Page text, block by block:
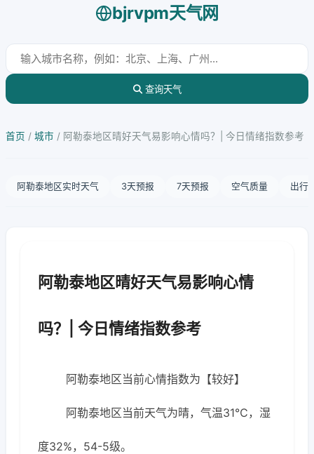
bjrvpm天气网
查询天气
首页 / 城市 / 阿勒泰地区晴好天气易影响心情吗？| 今日情绪指数参考
阿勒泰地区实时天气 3天预报 7天预报 空气质量 出行
阿勒泰地区晴好天气易影响心情
吗？| 今日情绪指数参考
阿勒泰地区当前心情指数为【较好】
阿勒泰地区当前天气为晴，气温31℃，湿
度32%，54-5级。